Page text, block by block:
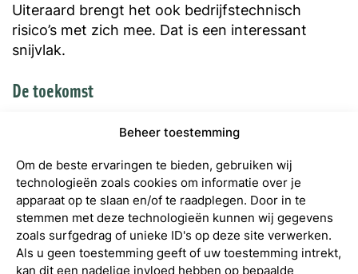
Beheer toestemming
Om de beste ervaringen te bieden, gebruiken wij
technologieën zoals cookies om informatie over je
apparaat op te slaan en/of te raadplegen. Door in te
stemmen met deze technologieën kunnen wij gegevens
zoals surfgedrag of unieke ID's op deze site verwerken.
Als u geen toestemming geeft of uw toestemming intrekt,
kan dit een nadelige invloed hebben op bepaalde
Uiteraard brengt het ook bedrijfstechnisch
risico’s met zich mee. Dat is een interessant
snijvlak.
De toekomst
hopen nu eerst door te groeien naar ca. 25
medewerkers. Bij die omvang komt er ook extra
ruimte voor afdelingen zoals sales, HR en waar
nuttig een middenmanagement. En heel
pragmatisch dat aantal kunnen we ook goed op
onze huidige kantoorlocatie huisvesten.